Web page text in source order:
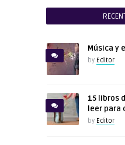
Música y
by Editor
15 libros
leer para
by Editor